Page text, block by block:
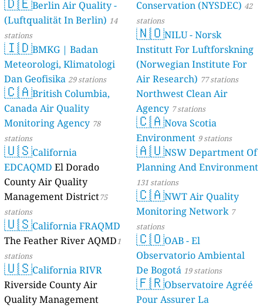
Verbraucherschutz) - LfU
46 stations
Berlin Air Quality -
(Luftqualität In Berlin) 14
stations
🇮🇩BMKG | Badan
Meteorologi, Klimatologi
Dan Geofisika 29 stations
🇨🇦British Columbia,
Canada Air Quality
Monitoring Agency 78
stations
🇺🇸California
EDCAQMD El Dorado
County Air Quality
Management District75
stations
🇺🇸California FRAQMD
The Feather River AQMD1
stations
🇺🇸California RIVR
Riverside County Air
Quality Management
Conservation (NYSDEC) 42
stations
🇳🇴NILU - Norsk
Institutt For Luftforskning
(Norwegian Institute For
Air Research) 77 stations
Northwest Clean Air
Agency 7 stations
🇨🇦Nova Scotia
Environment 9 stations
🇦🇺NSW Department Of
Planning And Environment
131 stations
🇨🇦NWT Air Quality
Monitoring Network 7
stations
🇨🇴OAB - El
Observatorio Ambiental
De Bogotá 19 stations
🇫🇷Observatoire Agréé
Pour Assurer La